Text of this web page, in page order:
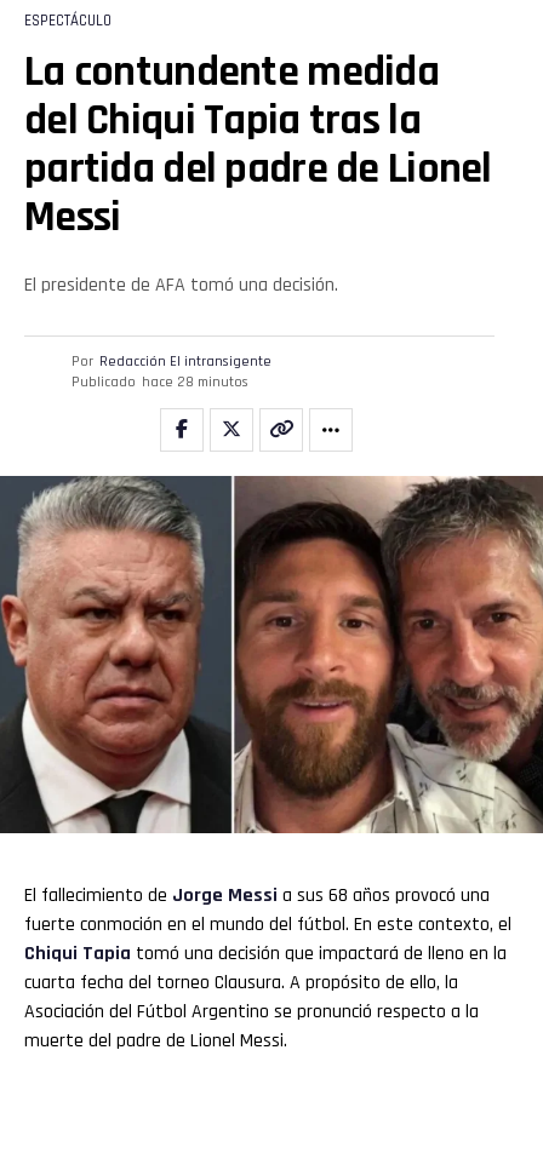
ESPECTÁCULO
La contundente medida
del Chiqui Tapia tras la
partida del padre de Lionel
Messi
El presidente de AFA tomó una decisión.
Por Redacción El intransigente
Publicado hace 28 minutos
El fallecimiento de Jorge Messi a sus 68 años provocó una
fuerte conmoción en el mundo del fútbol. En este contexto, el
Chiqui Tapia tomó una decisión que impactará de lleno en la
cuarta fecha del torneo Clausura. A propósito de ello, la
Asociación del Fútbol Argentino se pronunció respecto a la
muerte del padre de Lionel Messi.
Whatsapp
Email